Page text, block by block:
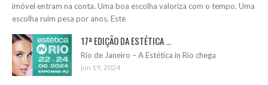
imóvel entram na conta. Uma boa escolha valoriza com o tempo. Uma
escolha ruim pesa por anos. Este
17ª EDIÇÃO DA ESTÉTICA ...
Rio de Janeiro – A Estética in Rio chega
jun 19, 2024